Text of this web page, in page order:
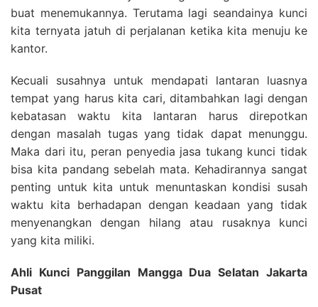
buat menemukannya. Terutama lagi seandainya kunci
kita ternyata jatuh di perjalanan ketika kita menuju ke
kantor.
Kecuali susahnya untuk mendapati lantaran luasnya
tempat yang harus kita cari, ditambahkan lagi dengan
kebatasan waktu kita lantaran harus direpotkan
dengan masalah tugas yang tidak dapat menunggu.
Maka dari itu, peran penyedia jasa tukang kunci tidak
bisa kita pandang sebelah mata. Kehadirannya sangat
penting untuk kita untuk menuntaskan kondisi susah
waktu kita berhadapan dengan keadaan yang tidak
menyenangkan dengan hilang atau rusaknya kunci
yang kita miliki.
Ahli Kunci Panggilan Mangga Dua Selatan Jakarta
Pusat